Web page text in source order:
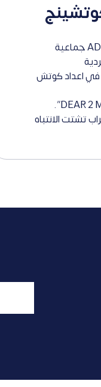
في اعداد كوتش
تشتت الانتباه